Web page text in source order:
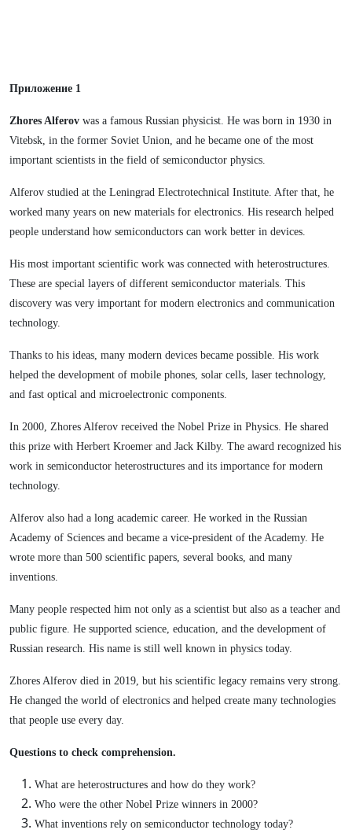
Приложение 1
Zhores Alferov was a famous Russian physicist. He was born in 1930 in
Vitebsk, in the former Soviet Union, and he became one of the most
important scientists in the field of semiconductor physics.
Alferov studied at the Leningrad Electrotechnical Institute. After that, he
worked many years on new materials for electronics. His research helped
people understand how semiconductors can work better in devices.
His most important scientific work was connected with heterostructures.
These are special layers of different semiconductor materials. This
discovery was very important for modern electronics and communication
technology.
Thanks to his ideas, many modern devices became possible. His work
helped the development of mobile phones, solar cells, laser technology,
and fast optical and microelectronic components.
In 2000, Zhores Alferov received the Nobel Prize in Physics. He shared
this prize with Herbert Kroemer and Jack Kilby. The award recognized his
work in semiconductor heterostructures and its importance for modern
technology.
Alferov also had a long academic career. He worked in the Russian
Academy of Sciences and became a vice-president of the Academy. He
wrote more than 500 scientific papers, several books, and many
inventions.
Many people respected him not only as a scientist but also as a teacher and
public figure. He supported science, education, and the development of
Russian research. His name is still well known in physics today.
Zhores Alferov died in 2019, but his scientific legacy remains very strong.
He changed the world of electronics and helped create many technologies
that people use every day.
Questions to check comprehension.
What are heterostructures and how do they work?
Who were the other Nobel Prize winners in 2000?
What inventions rely on semiconductor technology today?